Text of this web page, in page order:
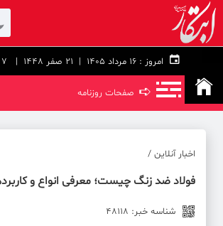
امروز : ۱۶ مرداد ۱۴۰۵ | 21 صفر 1448 | 7 August 2026
➪ صفحات روزنامه
اخبار آنلاین /
فولاد ضد زنگ چیست؛ معرفی انواع و
شناسه خبر: 48118